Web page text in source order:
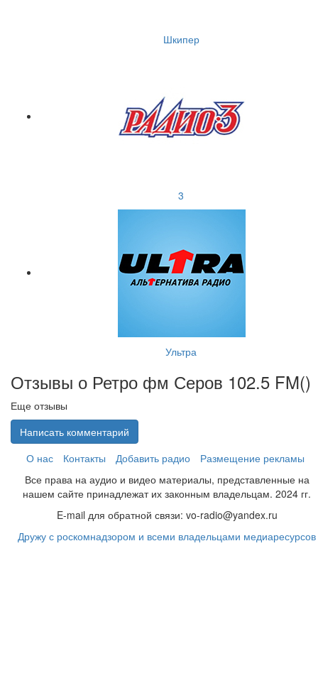
Шкипер
3
Ультра
Отзывы о Ретро фм Серов 102.5 FM()
Еще отзывы
Написать комментарий
О нас
Контакты Добавить радио
Размещение рекламы
Все права на аудио и видео материалы, представленные на
нашем сайте принадлежат их законным владельцам. 2024 гг.
E-mail для обратной связи: vo-radio@yandex.ru
Дружу с роскомнадзором и всеми владельцами медиаресурсов